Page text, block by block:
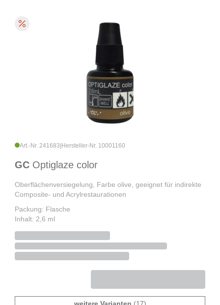
Art.-Nr. 241683 Hersteller-Nr. 10001160
GC Optiglaze color
Oberflächenversiegelung, Farbe olive, geeignet für indirekte
Composite- und Acrylrestaurationen
Packung: Flasche
Inhalt: 2,6 ml